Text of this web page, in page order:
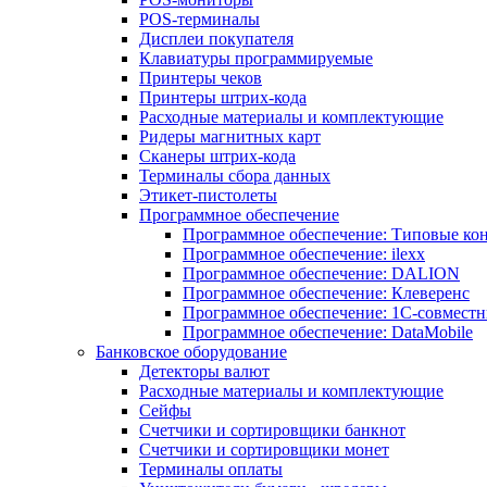
POS-терминалы
Дисплеи покупателя
Клавиатуры программируемые
Принтеры чеков
Принтеры штрих-кода
Расходные материалы и комплектующие
Ридеры магнитных карт
Сканеры штрих-кода
Терминалы сбора данных
Этикет-пистолеты
Программное обеспечение
Программное обеспечение: Типовые
Программное обеспечение: ilexx
Программное обеспечение: DALION
Программное обеспечение: Клеверенс
Программное обеспечение: 1С-
Программное обеспечение: DataMobile
Банковское оборудование
Детекторы валют
Расходные материалы и комплектующие
Сейфы
Счетчики и сортировщики банкнот
Счетчики и сортировщики монет
Терминалы оплаты